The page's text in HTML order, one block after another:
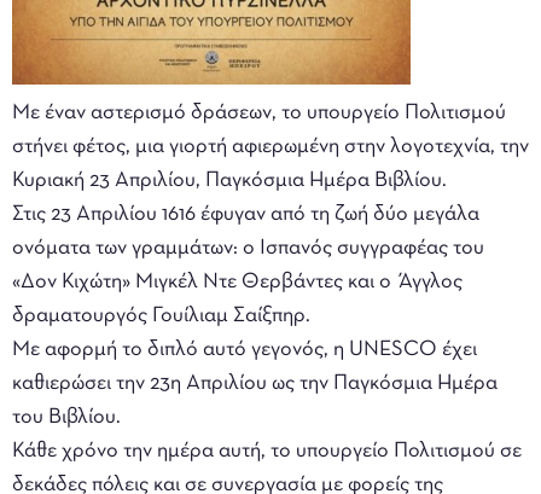
Με έναν αστερισμό δράσεων, το υπουργείο Πολιτισμού
στήνει φέτος, μια γιορτή αφιερωμένη στην λογοτεχνία, την
Κυριακή 23 Απριλίου, Παγκόσμια Ημέρα Βιβλίου.
Στις 23 Απριλίου 1616 έφυγαν από τη ζωή δύο μεγάλα
ονόματα των γραμμάτων: ο Ισπανός συγγραφέας του
«Δον Κιχώτη» Μιγκέλ Ντε Θερβάντες και ο Άγγλος
δραματουργός Γουίλιαμ Σαίξπηρ.
Με αφορμή το διπλό αυτό γεγονός, η UNESCO έχει
καθιερώσει την 23η Απριλίου ως την Παγκόσμια Ημέρα
του Βιβλίου.
Κάθε χρόνο την ημέρα αυτή, το υπουργείο Πολιτισμού σε
δεκάδες πόλεις και σε συνεργασία με φορείς της